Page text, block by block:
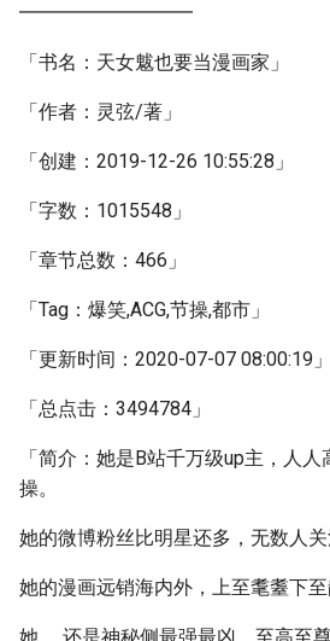
━━━━━━━━━
「书名：天女魃也要当漫画家」
「作者：灵弦/著」
「创建：2019-12-26 10:55:28」
「字数：1015548」
「章节总数：466」
「Tag：爆笑,ACG,节操,都市」
「更新时间：2020-07-07 08:00:19」
「总点击：3494784」
「简介：她是B站千万级up主，人
操。
她的微博粉丝比明星还多，无数人关
她的漫画远销海内外，上至耄耋下至